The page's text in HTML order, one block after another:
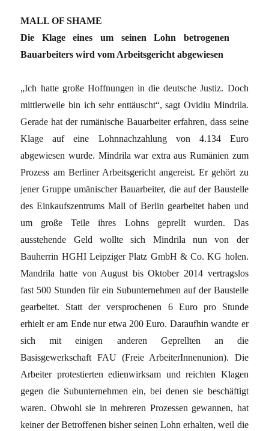
MALL OF SHAME
Die Klage eines um seinen Lohn betrogenen
Bauarbeiters wird vom Arbeitsgericht abgewiesen
„Ich hatte große Hoffnungen in die deutsche Justiz. Doch
mittlerweile bin ich sehr enttäuscht“, sagt Ovidiu Mindrila.
Gerade hat der rumänische Bauarbeiter erfahren, dass seine
Klage auf eine Lohnnachzahlung von 4.134 Euro
abgewiesen wurde. Mindrila war extra aus Rumänien zum
Prozess am Berliner Arbeitsgericht angereist. Er gehört zu
jener Gruppe umänischer Bauarbeiter, die auf der Baustelle
des Einkaufszentrums Mall of Berlin gearbeitet haben und
um große Teile ihres Lohns geprellt wurden. Das
ausstehende Geld wollte sich Mindrila nun von der
Bauherrin HGHI Leipziger Platz GmbH & Co. KG holen.
Mandrila hatte von August bis Oktober 2014 vertragslos
fast 500 Stunden für ein Subunternehmen auf der Baustelle
gearbeitet. Statt der versprochenen 6 Euro pro Stunde
erhielt er am Ende nur etwa 200 Euro. Daraufhin wandte er
sich mit einigen anderen Geprellten an die
Basisgewerkschaft FAU (Freie ArbeiterInnenunion). Die
Arbeiter protestierten edienwirksam und reichten Klagen
gegen die Subunternehmen ein, bei denen sie beschäftigt
waren. Obwohl sie in mehreren Prozessen gewannen, hat
keiner der Betroffenen bisher seinen Lohn erhalten, weil die